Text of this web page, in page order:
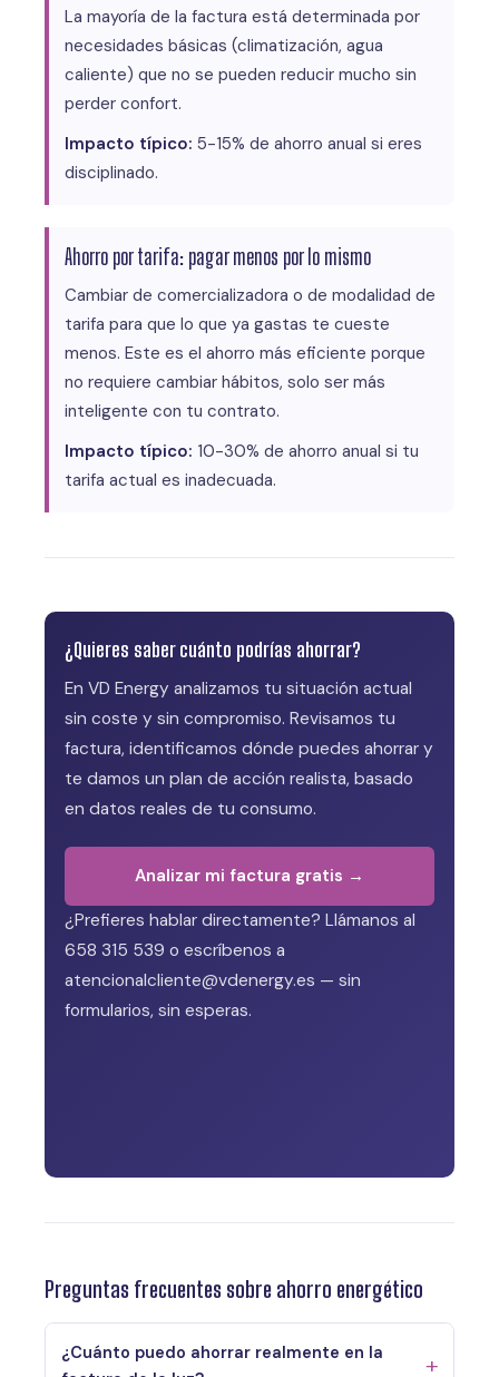
La mayoría de la factura está determinada por
necesidades básicas (climatización, agua
caliente) que no se pueden reducir mucho sin
perder confort.
Impacto típico: 5-15% de ahorro anual si eres
disciplinado.
Ahorro por tarifa: pagar menos por lo mismo
Cambiar de comercializadora o de modalidad de
tarifa para que lo que ya gastas te cueste
menos. Este es el ahorro más eficiente porque
no requiere cambiar hábitos, solo ser más
inteligente con tu contrato.
Impacto típico: 10-30% de ahorro anual si tu
tarifa actual es inadecuada.
¿Quieres saber cuánto podrías ahorrar?
En VD Energy analizamos tu situación actual
sin coste y sin compromiso. Revisamos tu
factura, identificamos dónde puedes ahorrar y
te damos un plan de acción realista, basado
en datos reales de tu consumo.
Analizar mi factura gratis →
¿Prefieres hablar directamente? Llámanos al
658 315 539 o escríbenos a
atencionalcliente@vdenergy.es — sin
formularios, sin esperas.
Preguntas frecuentes sobre ahorro energético
¿Cuánto puedo ahorrar realmente en la